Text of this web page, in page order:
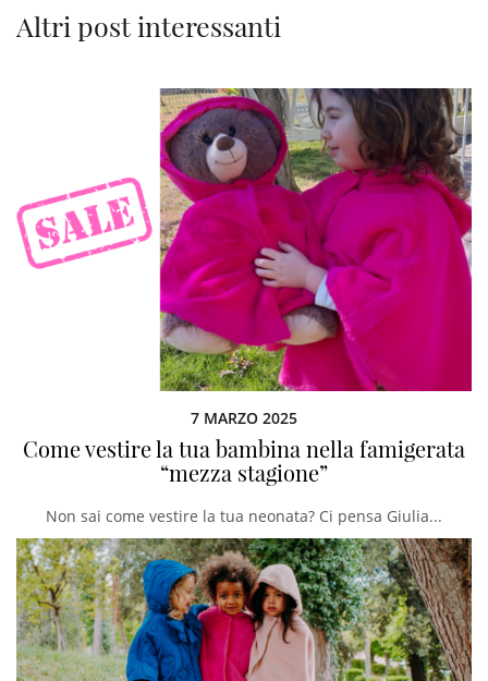
Altri post interessanti
7 MARZO 2025
Come vestire la tua bambina nella famigerata
“mezza stagione”
Non sai come vestire la tua neonata? Ci pensa Giulia...